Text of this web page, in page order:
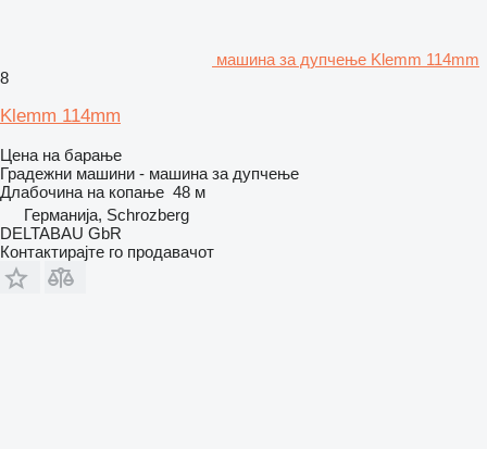
машина за дупчење Klemm 114mm
8
Klemm 114mm
Цена на барање
Градежни машини - машина за дупчење
Длабочина на копање 48 м
Германија, Schrozberg
DELTABAU GbR
Контактирајте го продавачот